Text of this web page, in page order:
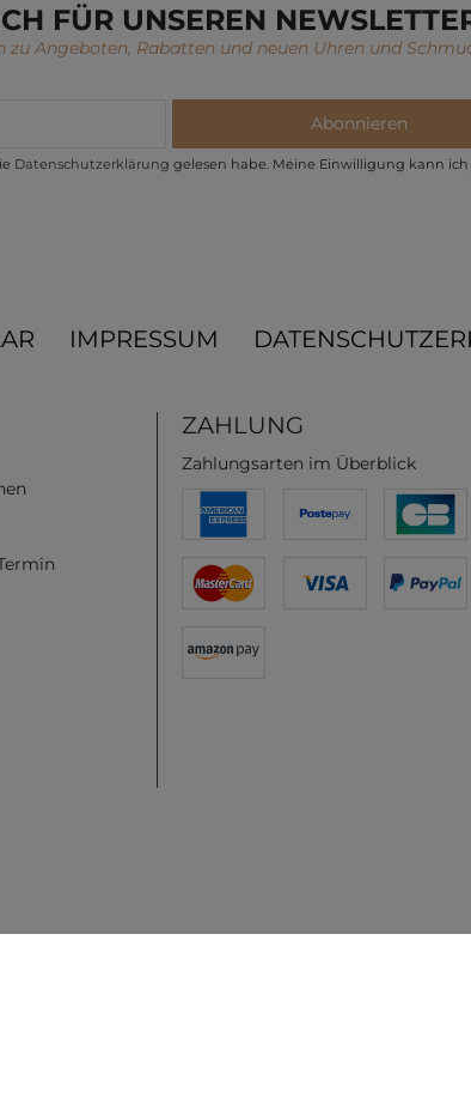
FÜR UNSEREN
Angeboten, Rabatten und neuen Uhren und
Abonnieren
Daten­schutz­erklärung gelesen habe. Meine Einwilligung kann
IMPRESSUM
ZAHLUNG
Zahlungsarten im Überblick